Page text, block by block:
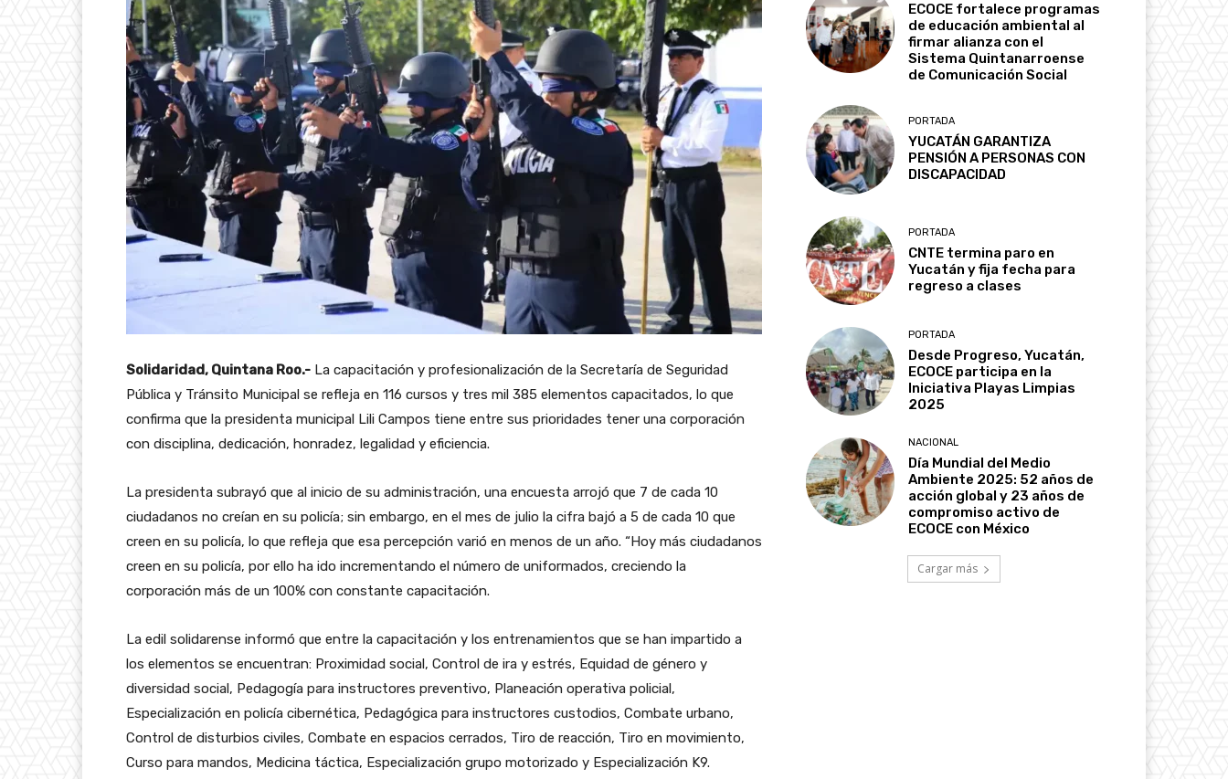
Solidaridad, Quintana Roo.- La capacitación y profesionalización de la Secretaría de Seguridad
Pública y Tránsito Municipal se refleja en 116 cursos y tres mil 385 elementos capacitados, lo que
confirma que la presidenta municipal Lili Campos tiene entre sus prioridades tener una corporación
con disciplina, dedicación, honradez, legalidad y eficiencia.
La presidenta subrayó que al inicio de su administración, una encuesta arrojó que 7 de cada 10
ciudadanos no creían en su policía; sin embargo, en el mes de julio la cifra bajó a 5 de cada 10 que
creen en su policía, lo que refleja que esa percepción varió en menos de un año. “Hoy más ciudadanos
creen en su policía, por ello ha ido incrementando el número de uniformados, creciendo la
corporación más de un 100% con constante capacitación.
La edil solidarense informó que entre la capacitación y los entrenamientos que se han impartido a
los elementos se encuentran: Proximidad social, Control de ira y estrés, Equidad de género y
diversidad social, Pedagogía para instructores preventivo, Planeación operativa policial,
Especialización en policía cibernética, Pedagógica para instructores custodios, Combate urbano,
Control de disturbios civiles, Combate en espacios cerrados, Tiro de reacción, Tiro en movimiento,
Curso para mandos, Medicina táctica, Especialización grupo motorizado y Especialización K9.
ECOCE fortalece programas
de educación ambiental al
firmar alianza con el
Sistema Quintanarroense
de Comunicación Social
PORTADA
YUCATÁN GARANTIZA
PENSIÓN A PERSONAS CON
DISCAPACIDAD
PORTADA
CNTE termina paro en
Yucatán y fija fecha para
regreso a clases
PORTADA
Desde Progreso, Yucatán,
ECOCE participa en la
Iniciativa Playas Limpias
2025
NACIONAL
Día Mundial del Medio
Ambiente 2025: 52 años de
acción global y 23 años de
compromiso activo de
ECOCE con México
Cargar más